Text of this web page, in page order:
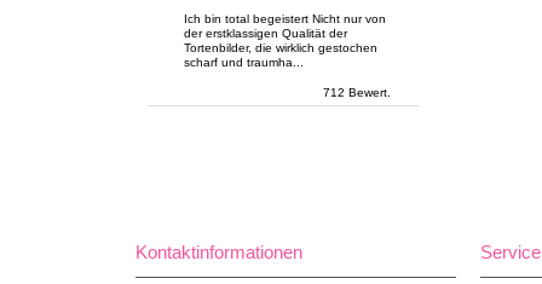
Ich bin total begeistert Nicht nur von
der erstklassigen Qualität der
Tortenbilder, die wirklich gestochen
scharf und traumha...
712 Bewert.
Kontaktinformationen Service